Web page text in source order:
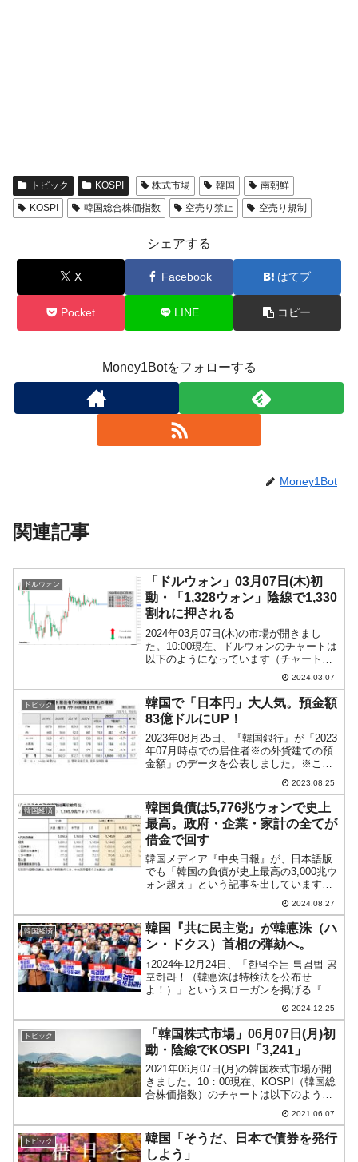
トピック KOSPI 株式市場 韓国
南朝鮮
KOSPI
韓国総合株価指数 空売り禁止 空売り規制
シェアする
X Facebook はてブ
Pocket LINE コピー
Money1Botをフォローする
Money1Bot
関連記事
ドルウォン
「ドルウォン」03月07日(木)初
動・「1,328ウォン」陰線で1,330
割れに押される
2024年03月07日(木)の市場が開きまし
た。10:00現在、ドルウォンのチャートは
以下のようになっています（チャートは
『Investing.com』より引用）。これから
ローソク足の調整が入るかもしれません
が、前日は陰線が伸びて「1ドル＝...
2024.03.07
トピック
韓国で「日本円」大人気。預金額
83億ドルにUP！
2023年08月25日、『韓国銀行』が「2023
年07月時点での居住者※の外貨建ての預
金額」のデータを公表しました。※この
場合の居住者の定義は「内国人と国内企
業、国内に6カ月以上居住した外国人、国
内に進出している外国企業などの国内外
貨預金」...
2023.08.25
韓国経済
韓国負債は5,776兆ウォンで史上
最高。政府・企業・家計の全てが
借金で回す
韓国メディア『中央日報』が、日本語版
でも「韓国の負債が史上最高の3,000兆ウ
ォン超え」という記事を出しています
が、正確ではありません。韓国の負債を
カウントするなら、政府・企業・家計の3
つの部門を対象に合計すべきでしょう。
『韓国銀行』および...
2024.08.27
韓国経済
韓国『共に民主党』が韓悳洙（ハ
ン・ドクス）首相の弾劾へ。
↑2024年12月24日、「한덕수는 특검법 공
포하라！（韓悳洙は特検法を公布せ
よ！）」というスローガンを掲げる『共
に民主党』議員の皆さん。2024年12月24
日、韓国『共に民主党』の朴贊大（パ
ク・チャンデ）院内代表は韓悳洙（ハ
ン・ドクス）...
2024.12.25
トピック
「韓国株式市場」06月07日(月)初
動・陰線でKOSPI「3,241」
2021年06月07日(月)の韓国株式市場が開
きました。10：00現在、KOSPI（韓国総
合株価指数）のチャートは以下のように
『Investing.com』より引用）。すでに上
ヒゲが出ています。上昇しましたが現在
は陰...
2021.06.07
トピック
韓国「そうだ、日本で債券を発行
しよう」